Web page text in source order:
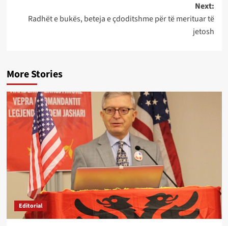
Next:
Radhët e bukës, beteja e çdoditshme për të merituar të
jetosh
More Stories
Editorial